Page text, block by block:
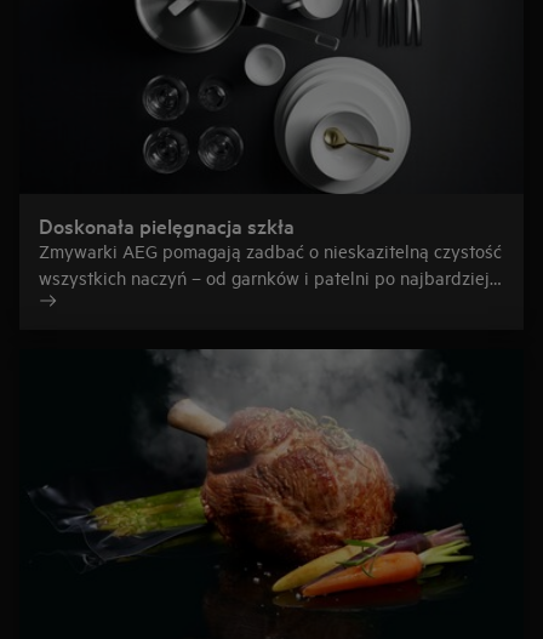
Doskonała pielęgnacja szkła
Zmywarki AEG pomagają zadbać o nieskazitelną czystość
wszystkich naczyń – od garnków i patelni po najbardziej
delikatne szkło